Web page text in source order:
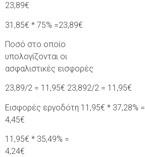
23,89€
31,85€ * 75% =23,89€
Ποσό στο οποίο
υπολογίζονται οι
ασφαλιστικές εισφορές
23,89/2 = 11,95€ 23,892/2 = 11,95€
Εισφορές εργοδότη 11,95€ * 37,28% =
4,45€
11,95€ * 35,49% =
4,24€